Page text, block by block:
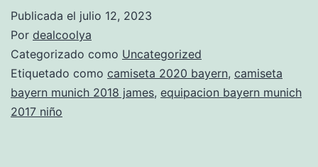
Publicada el julio 12, 2023
Por dealcoolya
Categorizado como Uncategorized
Etiquetado como camiseta 2020 bayern, camiseta
bayern munich 2018 james, equipacion bayern munich
2017 niño